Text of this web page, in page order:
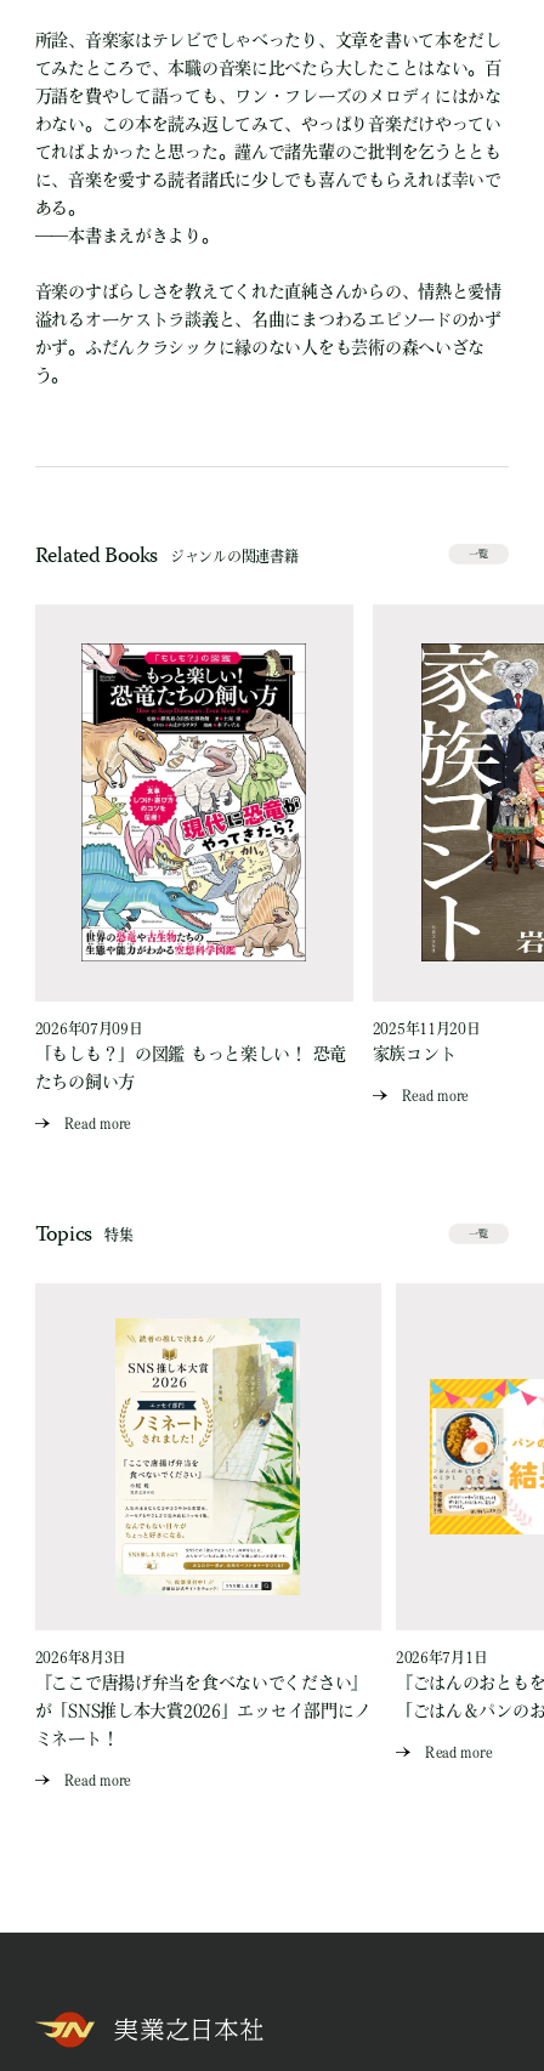
所詮、音楽家はテレビでしゃべったり、文章を書いて本をだし
てみたところで、本職の音楽に比べたら大したことはない。百
万語を費やして語っても、ワン・フレーズのメロディにはかな
わない。この本を読み返してみて、やっぱり音楽だけやってい
てればよかったと思った。謹んで諸先輩のご批判を乞うととも
に、音楽を愛する読者諸氏に少しでも喜んでもらえれば幸いで
ある。
――本書まえがきより。
音楽のすばらしさを教えてくれた直純さんからの、情熱と愛情
溢れるオーケストラ談義と、名曲にまつわるエピソードのかず
かず。ふだんクラシックに縁のない人をも芸術の森へいざな
う。
Related Books ジャンルの関連書籍 一覧
2026年07月09日
「もしも？」の図鑑 もっと楽しい！ 恐竜
たちの飼い方
Read more
2025年11月20日
家族コント
Read more
Topics 特集 一覧
2026年8月3日
『ここで唐揚げ弁当を食べないでください』
が「SNS推し本大賞2026」エッセイ部門にノ
ミネート！
Read more
2026年7月1日
『ごはんのおとも
「ごはん＆パンの
Read more